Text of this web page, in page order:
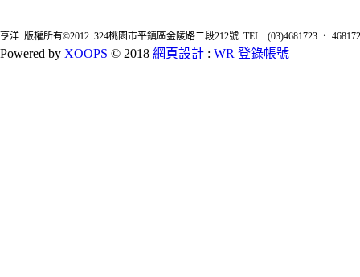
亨洋 版權所有©2012 324桃園市平鎮區金陵路二段212號 TEL : (03)4681723 ‧
Powered by XOOPS © 2018 網頁設計 : WR 登錄帳號